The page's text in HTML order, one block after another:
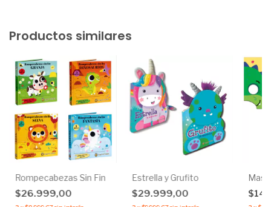
Productos similares
Rompecabezas Sin Fin
$26.999,00
Estrella y Grufito
$29.999,00